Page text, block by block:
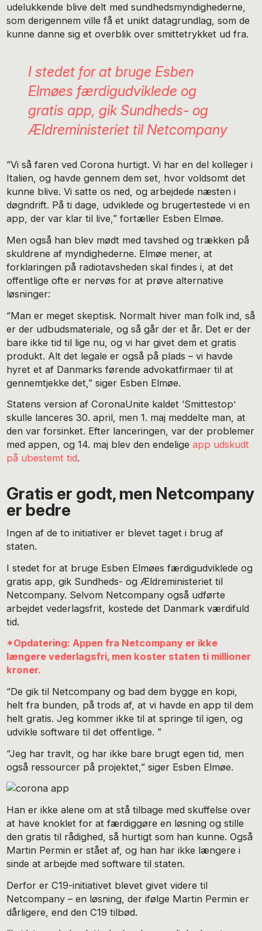
udelukkende blive delt med sundhedsmyndighederne,
som derigennem ville få et unikt datagrundlag, som de
kunne danne sig et overblik over smittetrykket ud fra.
I stedet for at bruge Esben
Elmøes færdigudviklede og
gratis app, gik Sundheds- og
Ældreministeriet til Netcompany
“Vi så faren ved Corona hurtigt. Vi har en del kolleger i
Italien, og havde gennem dem set, hvor voldsomt det
kunne blive. Vi satte os ned, og arbejdede næsten i
døgndrift. På ti dage, udviklede og brugertestede vi en
app, der var klar til live,” fortæller Esben Elmøe.
Men også han blev mødt med tavshed og trækken på
skuldrene af myndighederne. Elmøe mener, at
forklaringen på radiotavsheden skal findes i, at det
offentlige ofte er nervøs for at prøve alternative
løsninger:
“Man er meget skeptisk. Normalt hiver man folk ind, så
er der udbudsmateriale, og så går der et år. Det er der
bare ikke tid til lige nu, og vi har givet dem et gratis
produkt. Alt det legale er også på plads – vi havde
hyret et af Danmarks førende advokatfirmaer til at
gennemtjekke det,” siger Esben Elmøe.
Statens version af CoronaUnite kaldet ‘Smittestop’
skulle lanceres 30. april, men 1. maj meddelte man, at
den var forsinket. Efter lanceringen, var der problemer
med appen, og 14. maj blev den endeligeapp udskudt
på ubestemt tid.
Gratis er godt, men Netcompany
er bedre
Ingen af de to initiativer er blevet taget i brug af
staten.
I stedet for at bruge Esben Elmøes færdigudviklede og
gratis app, gik Sundheds- og Ældreministeriet til
Netcompany. Selvom Netcompany også udførte
arbejdet vederlagsfrit, kostede det Danmark værdifuld
tid.
*Opdatering: Appen fra Netcompany er ikke
længere vederlagsfri, men koster staten ti millioner
kroner.
“De gik til Netcompany og bad dem bygge en kopi,
helt fra bunden, på trods af, at vi havde en app til dem
helt gratis. Jeg kommer ikke til at springe til igen, og
udvikle software til det offentlige. ”
“Jeg har travlt, og har ikke bare brugt egen tid, men
også ressourcer på projektet,” siger Esben Elmøe.
Han er ikke alene om at stå tilbage med skuffelse over
at have knoklet for at færdiggøre en løsning og stille
den gratis til rådighed, så hurtigt som han kunne. Også
Martin Permin er stået af, og han har ikke længere i
sinde at arbejde med software til staten.
Derfor er C19-initiativet blevet givet videre til
Netcompany – en løsning, der ifølge Martin Permin er
dårligere, end den C19 tilbød.